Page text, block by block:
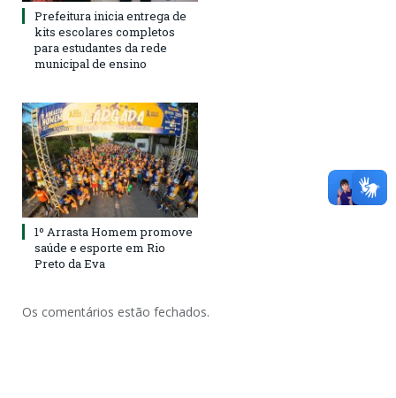
Prefeitura inicia entrega de
kits escolares completos
para estudantes da rede
municipal de ensino
1º Arrasta Homem promove
saúde e esporte em Rio
Preto da Eva
Os comentários estão fechados.